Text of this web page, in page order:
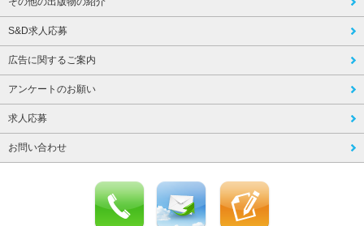
S&D求人応募
広告に関するご案内
アンケートのお願い
求人応募
お問い合わせ